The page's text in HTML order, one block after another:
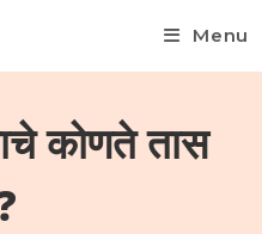
Menu
कोणते तास